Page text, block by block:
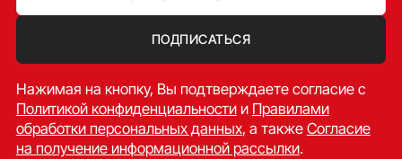
Три ввода с одним
резервом
АВР: 3 в 2 с
секционированием
резервирование
ПОДПИСАТЬСЯ
Нажимая на кнопку, Вы подтверждаете согласие c
Политикой конфиденциальностии Правилами
обработки персональных данных, а также Согласие
на получение информационной рассылки.